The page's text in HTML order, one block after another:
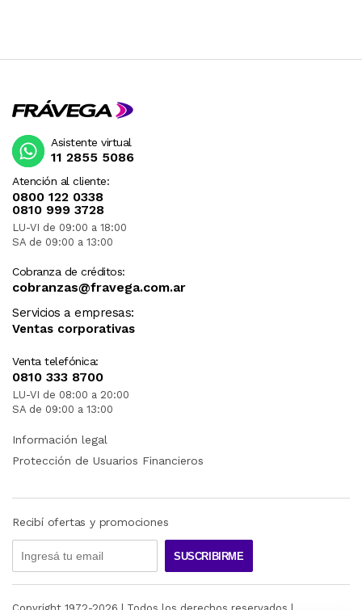
Atención al cliente:
0800 122 0338
0810 999 3728
LU-VI de 09:00 a 18:00
SA de 09:00 a 13:00
Cobranza de créditos:
cobranzas@fravega.com.ar
Servicios a empresas:
Ventas corporativas
Venta telefónica:
0810 333 8700
LU-VI de 08:00 a 20:00
SA de 09:00 a 13:00
Asistente virtual
11 2855 5086
Información legal
Protección de Usuarios Financieros
Recibí ofertas y promociones
SUSCRIBIRME